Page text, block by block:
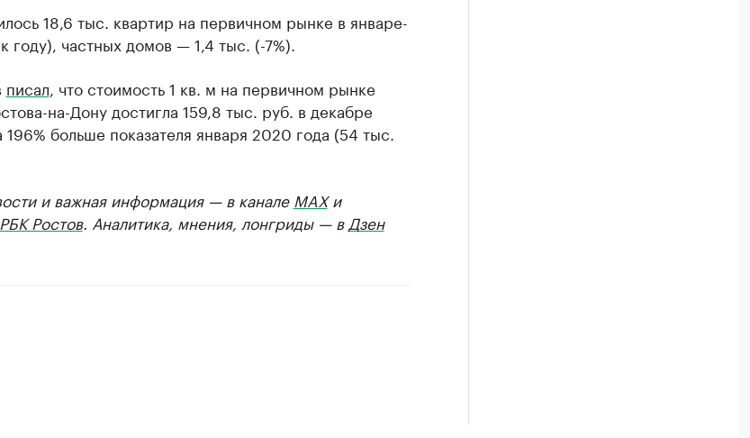
18,6 тыс. квартир на первичном рынке в январе-
году), частных домов — 1,4 тыс. (-7%).
писал , что стоимость 1 кв. м на первичном рынке
на-Дону достигла 159,8 тыс. руб. в декабре
больше показателя января 2020 года (54 тыс.
и важная информация — в канале MAXи
Ростов. Аналитика, мнения, лонгриды — в Дзен